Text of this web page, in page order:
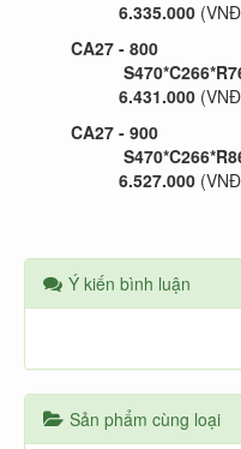
6.335.000
CA27 -
6.431.000
CA27 -
6.527.000
Ý kiến bình luận
Sản phẩm cùng loại